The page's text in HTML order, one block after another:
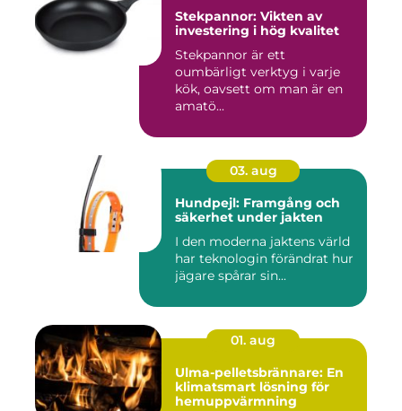
Stekpannor: Vikten av
investering i hög kvalitet
Stekpannor är ett
oumbärligt verktyg i varje
kök, oavsett om man är en
amatö...
03. aug
Hundpejl: Framgång och
säkerhet under jakten
I den moderna jaktens värld
har teknologin förändrat hur
jägare spårar sin...
01. aug
Ulma-pelletsbrännare: En
klimatsmart lösning för
hemuppvärmning